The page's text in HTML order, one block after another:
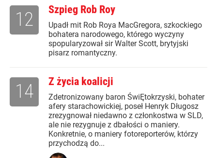
Szpieg Rob Roy
Upadł mit Rob Roya MacGregora, szkockiego
bohatera narodowego, którego wyczyny
spopularyzował sir Walter Scott, brytyjski
pisarz romantyczny.
12
Z życia koalicji
Zdetronizowany baron ŚwiĘtokrzyski, bohater
afery starachowickiej, poseł Henryk Długosz
zrezygnował niedawno z członkostwa w SLD,
ale nie rezygnuje z dbałości o maniery.
Konkretnie, o maniery fotoreporterów, którzy
przychodzą do...
14